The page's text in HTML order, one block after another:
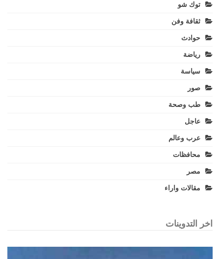
توك شو
ثقافة وفن
حوادث
رياضة
سياسة
صور
طب وصحة
عاجل
عرب وعالم
محافظات
مصر
مقالات واراء
اخر التدوينات